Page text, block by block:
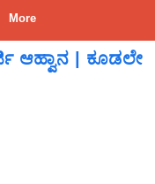
More
ಆಹ್ವಾನ | ಕೂಡಲೇ